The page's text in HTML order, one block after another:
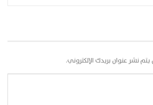
يتم نشر عنوان بريدك الإلكتروني.